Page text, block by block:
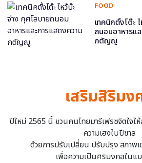
FOOD
เทคนิคตั้งโต๊ะ
ถนอมอาหารแ
กตัญญู
เสริมสิริมง
ปีใหม่ 2565 นี้ ชวนคนไทยมารีเฟรชจิตใจ
ความเฮงในปีขาล
ด้วยการปรับเปลี่ยน ปรับปรุง สภาพ
เพื่อความเป็นศิริมงคลในแ